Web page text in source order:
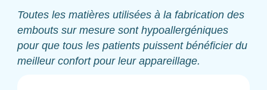
Toutes les matières utilisées à la fabrication des
embouts sur mesure sont hypoallergéniques
pour que tous les patients puissent bénéficier du
meilleur confort pour leur appareillage.